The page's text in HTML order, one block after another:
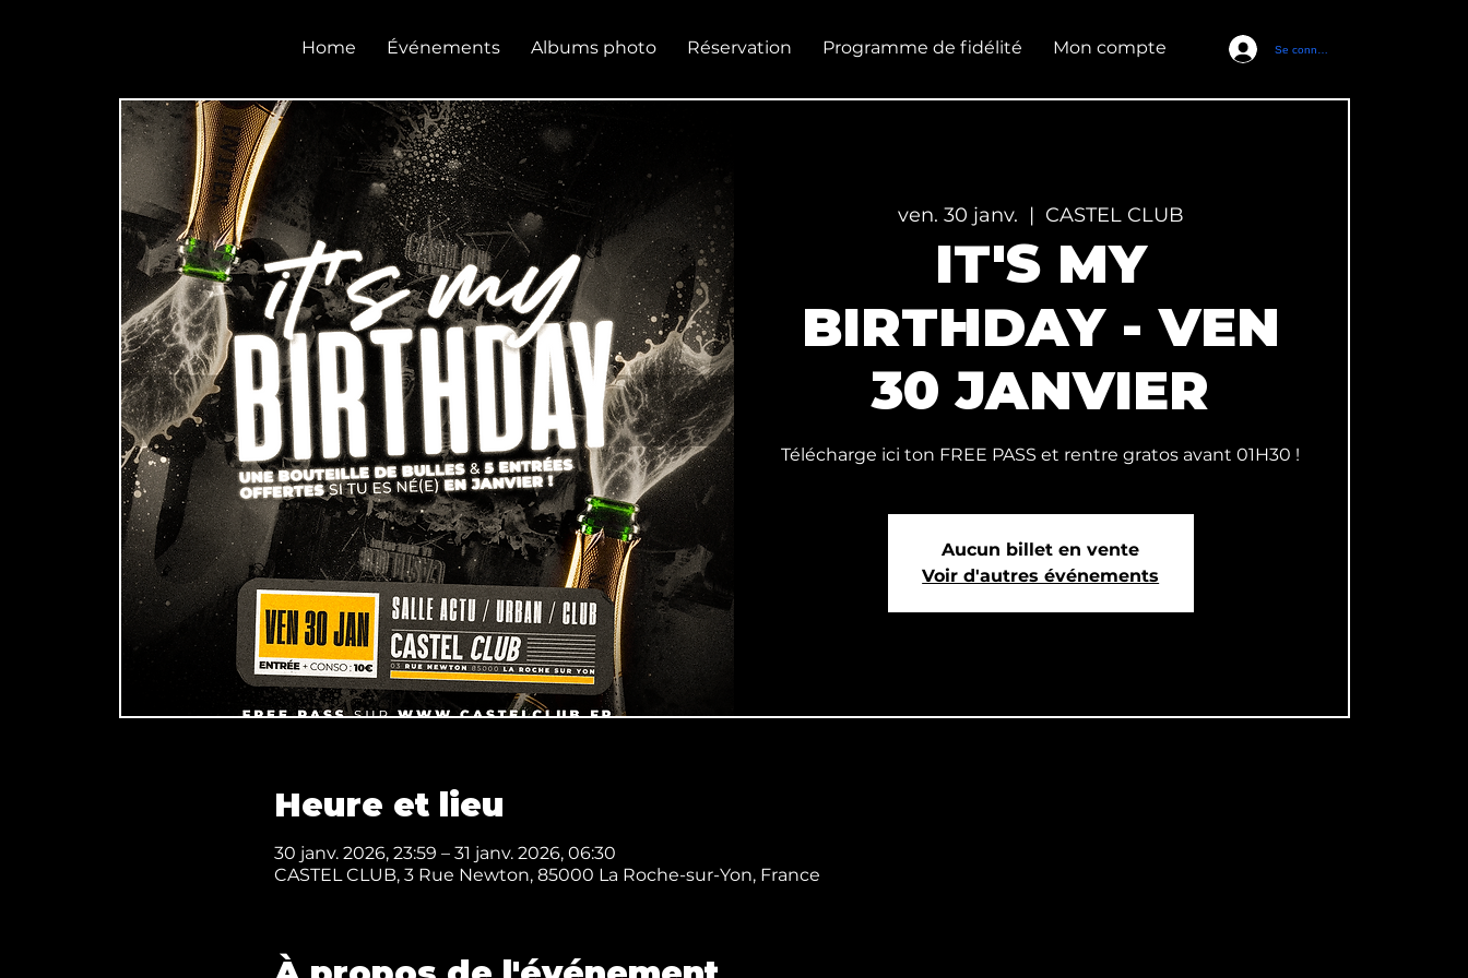
Home Événements Albums photo Réservation Programme de fidélité Mon compte Se connecter
ven. 30 janv.
  |
CASTEL CLUB
IT'S MY
BIRTHDAY - VEN
30 JANVIER
Télécharge ici ton FREE PASS et rentre gratos avant 01H30 !
Aucun billet en vente
Voir d'autres événements
Heure et lieu
30 janv. 2026, 23:59 – 31 janv. 2026, 06:30
CASTEL CLUB, 3 Rue Newton, 85000 La Roche-sur-Yon, France